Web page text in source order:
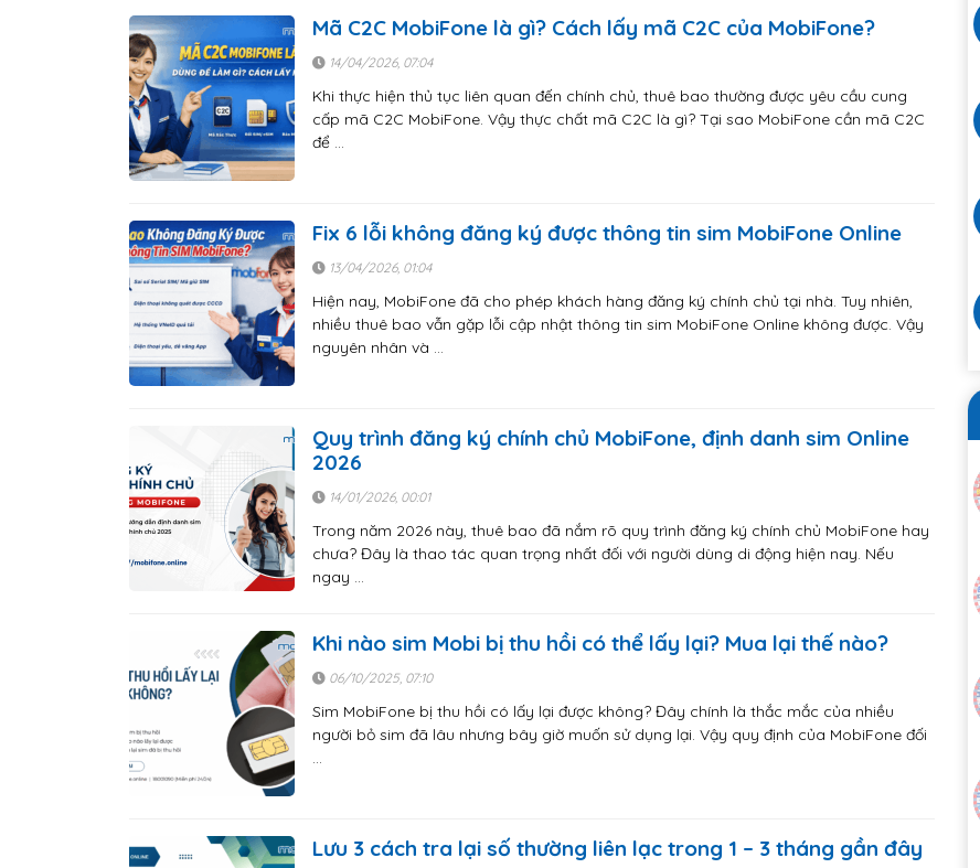
Mã C2C MobiFone là gì? Cách lấy mã C2C của MobiFone?
14/04/2026, 07:04
Khi thực hiện thủ tục liên quan đến chính chủ, thuê bao thường được yêu cầu cung
cấp mã C2C MobiFone. Vậy thực chất mã C2C là gì? Tại sao MobiFone cần mã C2C
để …
Fix 6 lỗi không đăng ký được thông tin sim MobiFone Online
13/04/2026, 01:04
Hiện nay, MobiFone đã cho phép khách hàng đăng ký chính chủ tại nhà. Tuy nhiên,
nhiều thuê bao vẫn gặp lỗi cập nhật thông tin sim MobiFone Online không được. Vậy
nguyên nhân và …
Quy trình đăng ký chính chủ MobiFone, định danh sim Online
2026
14/01/2026, 00:01
Trong năm 2026 này, thuê bao đã nắm rõ quy trình đăng ký chính chủ MobiFone hay
chưa? Đây là thao tác quan trọng nhất đối với người dùng di động hiện nay. Nếu
ngay …
Khi nào sim Mobi bị thu hồi có thể lấy lại? Mua lại thế nào?
06/10/2025, 07:10
Sim MobiFone bị thu hồi có lấy lại được không? Đây chính là thắc mắc của nhiều
người bỏ sim đã lâu nhưng bây giờ muốn sử dụng lại. Vậy quy định của MobiFone đối
…
Lưu 3 cách tra lại số thường liên lạc trong 1 – 3 tháng gần đây